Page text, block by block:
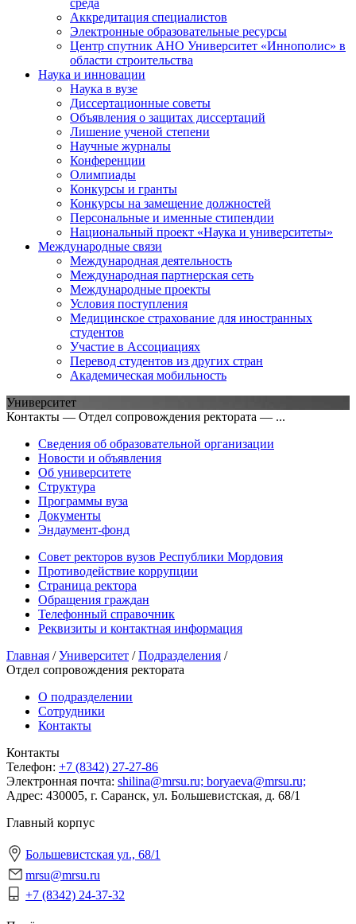
Аккредитация специалистов
Электронные образовательные ресурсы
Центр спутник АНО Университет «Иннополис» в
области строительства
Наука и инновации
Наука в вузе
Диссертационные советы
Объявления о защитах диссертаций
Лишение ученой степени
Научные журналы
Конференции
Олимпиады
Конкурсы и гранты
Конкурсы на замещение должностей
Персональные и именные стипендии
Национальный проект «Наука и университеты»
Международные связи
Международная деятельность
Международная партнерская сеть
Международные проекты
Условия поступления
Медицинское страхование для иностранных
студентов
Участие в Ассоциациях
Перевод студентов из других стран
Академическая мобильность
Университет
Контакты — Отдел сопровождения ректората — ...
Сведения об образовательной организации
Новости и объявления
Об университете
Структура
Программы вуза
Документы
Эндаумент-фонд
Совет ректоров вузов Республики Мордовия
Противодействие коррупции
Страница ректора
Обращения граждан
Телефонный справочник
Реквизиты и контактная информация
Главная /Университет /Подразделения /
Отдел сопровождения ректората
О подразделении
Сотрудники
Контакты
Контакты
Телeфон: +7 (8342) 27-27-86
Электронная почта: shilina@mrsu.ru; boryaeva@mrsu.ru;
Адрес: 430005, г. Саранск, ул. Большевистская, д. 68/1
Главный корпус
Большевистская ул., 68/1
mrsu@mrsu.ru
+7 (8342) 24-37-32